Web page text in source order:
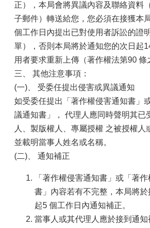
正），本局會將異議內容及聯絡資料
子郵件）轉送給您，您必須在接獲本
個工作日內提出已對使用者訴訟的證
單），否則本局將於通知您的次日起
用者要求重新上傳（著作權法第90 條
三、 其他注意事項：
(一)、 受委任提出侵害或異議通知
如受委任提出「著作權侵害通知書」
議通知書」， 代理人應同時聲明其已
人、製版權人、專屬授權 之被授權人
並載明當事人姓名或名稱。
(二)、 通知補正
「著作權侵害通知書」或「著
書」內容若有不完整，本局將於
起5 個工作日內通知補正。
當事人或其代理人應於接到通